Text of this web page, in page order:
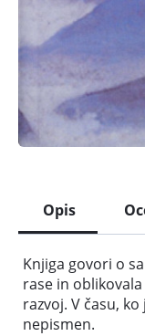
Opis
Knjiga govori o
rase in
razvoj. V času,
nepismen.